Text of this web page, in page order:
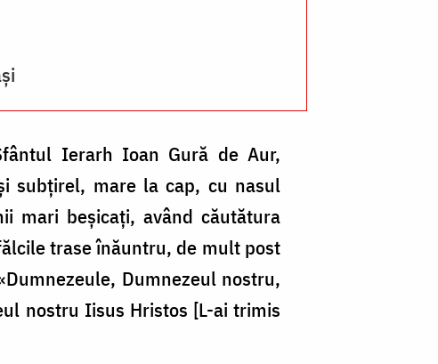
Ierarh Ioan Gură de Aur,
subțirel, mare la cap, cu nasul
mari beșicați, având căutătura
trase înăuntru, de mult post
Dumnezeul nostru,
nostru Iisus Hristos [L-ai trimis